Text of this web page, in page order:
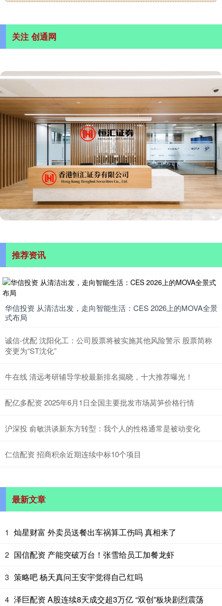
关注 创通网
推荐资讯
华信投资 从清洁出发，走向智能生活：CES 2026上的MOVA全景
式布局
诚信-优配 沈阳化工：公司股票将被实施其他风险警示 股票简称
变更为“ST沈化”
牛在线 清远考研辅导学校最新排名揭晓，十大推荐曝光！
配亿多配资 2025年6月1日全国主要批发市场莴笋价格行情
沪深投 俞敏洪谈新东方转型：我个人的性格通常是被动变化
仁信配资 招商积余近期连续中标10个项目
最新文章
1 灿星财富 外卖员送餐出车祸算工伤吗 真相来了
2 国信配资 产能突破万台！张雪给员工加餐龙虾
3 策略吧 杨天真问王安宇觉得自己红吗
4 泽巨配资 A股连续8天成交超3万亿 “双创”板块剧烈震荡